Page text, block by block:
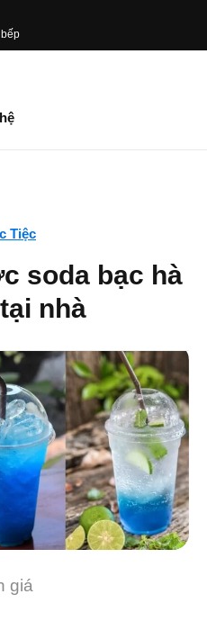
bếp
Tiệc
soda bạc hà
nhà
giá